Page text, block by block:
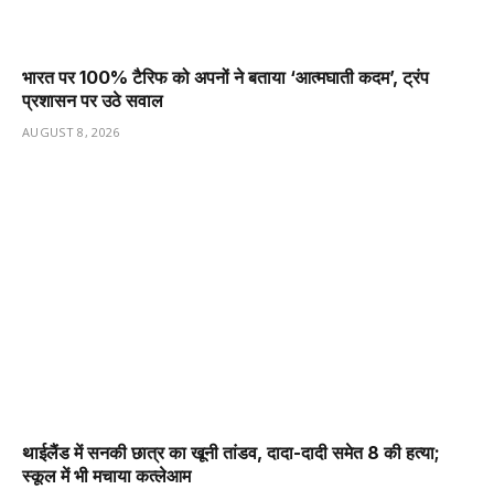
भारत पर 100% टैरिफ को अपनों ने बताया ‘आत्मघाती कदम’, ट्रंप
प्रशासन पर उठे सवाल
AUGUST 8, 2026
थाईलैंड में सनकी छात्र का खूनी तांडव, दादा-दादी समेत 8 की हत्या;
स्कूल में भी मचाया कत्लेआम